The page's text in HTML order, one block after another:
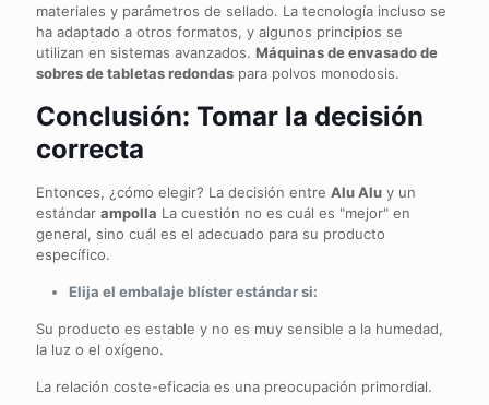
materiales y parámetros de sellado. La tecnología incluso se
ha adaptado a otros formatos, y algunos principios se
utilizan en sistemas avanzados. Máquinas de envasado de
sobres de tabletas redondas para polvos monodosis.
Conclusión: Tomar la decisión
correcta
Entonces, ¿cómo elegir? La decisión entre Alu Alu y un
estándar ampolla La cuestión no es cuál es "mejor" en
general, sino cuál es el adecuado para su producto
específico.
Elija el embalaje blíster estándar si:
Su producto es estable y no es muy sensible a la humedad,
la luz o el oxígeno.
La relación coste-eficacia es una preocupación primordial.